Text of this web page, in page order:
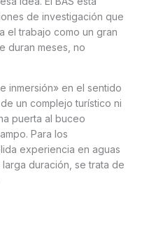
de investigación que
el trabajo como un gran
duran meses, no
inmersión» en el sentido
un complejo turístico ni
puerta al buceo
Para los
experiencia en aguas
duración, se trata de